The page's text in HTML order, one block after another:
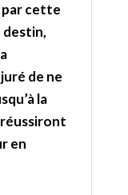
cette
destin,
de ne
la
en